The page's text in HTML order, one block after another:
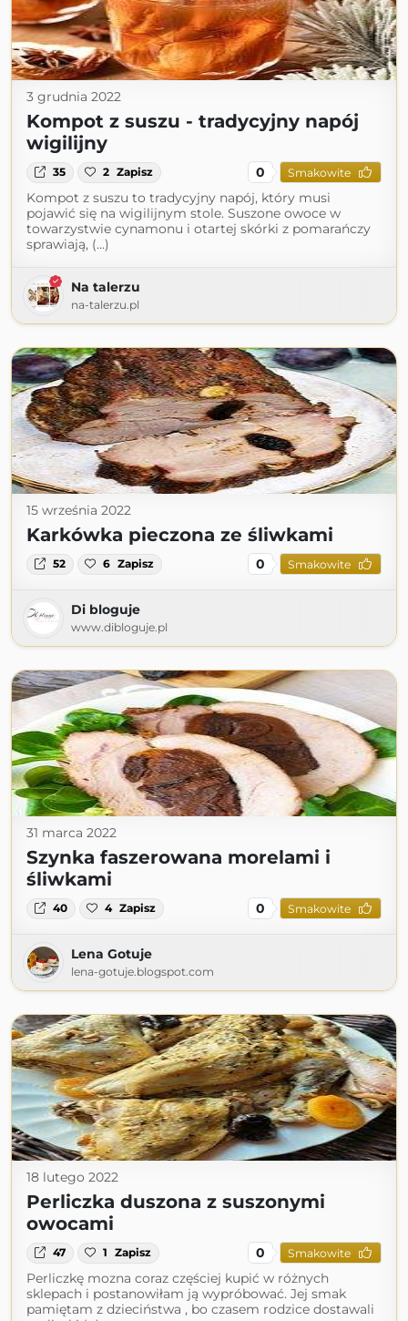
3 grudnia 2022
Kompot z suszu - tradycyjny napój
wigilijny
35 2 Zapisz 0 Smakowite
Kompot z suszu to tradycyjny napój, który musi
pojawić się na wigilijnym stole. Suszone owoce w
towarzystwie cynamonu i otartej skórki z pomarańczy
sprawiają, (...)
Na talerzu
na-talerzu.pl
15 września 2022
Karkówka pieczona ze śliwkami
52 6 Zapisz 0 Smakowite
Di bloguje
www.dibloguje.pl
31 marca 2022
Szynka faszerowana morelami i
śliwkami
40 4 Zapisz 0 Smakowite
Lena Gotuje
lena-gotuje.blogspot.com
18 lutego 2022
Perliczka duszona z suszonymi
owocami
47 1 Zapisz 0 Smakowite
Perliczkę mozna coraz częściej kupić w różnych
sklepach i postanowiłam ją wypróbować. Jej smak
pamiętam z dzieciństwa , bo czasem rodzice dostawali